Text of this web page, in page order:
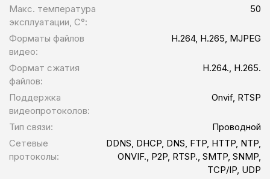
Макс. температура
эксплуатации, С°:
50
Форматы файлов
видео:
H.264, H.265, MJPEG
Формат сжатия
файлов:
H.264., H.265.
Поддержка
видеопротоколов:
Onvif, RTSP
Тип связи:
Проводной
Сетевые
протоколы:
DDNS, DHCP, DNS, FTP, HTTP, NTP,
ONVIF., P2P, RTSP., SMTP, SNMP,
TCP/IP, UDP